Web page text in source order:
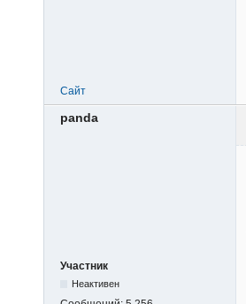
Сайт
panda
Участник
Неактивен